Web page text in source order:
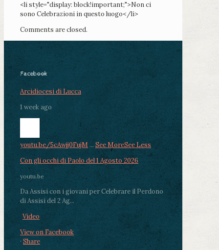
<li style="display: block!important;">Non ci
sono Celebrazioni in questo luogo</li>
Comments are closed.
Facebook
Arcidiocesi di Lucca
1 week ago
youtu.be/5cAwjj0FujM ... See MoreSee Less
Con gli occhi di Paolo del 1 Agosto 2026
youtu.be
Da Assisi con i giovani per Celebrare il Perdono
di Assisi del 2 Ag...
Video
View on Facebook
· Share